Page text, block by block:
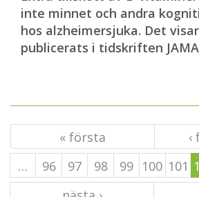
inte minnet och andra
hos alzheimersjuka. Det
publicerats i tidskriften
« första
…
96 97 98 99 100 101